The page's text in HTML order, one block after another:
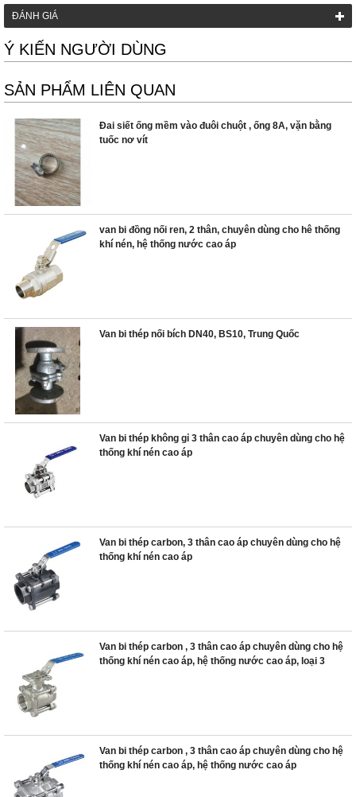
ĐÁNH GIÁ
Ý KIẾN NGƯỜI DÙNG
SẢN PHẨM LIÊN QUAN
Đai siết ống mềm vào đuôi chuột , ống 8A, vặn bằng
tuốc nơ vít
van bi đồng nối ren, 2 thân, chuyên dùng cho hê thống
khí nén, hệ thống nước cao áp
Van bi thép nối bích DN40, BS10, Trung Quốc
Van bi thép không gỉ 3 thân cao áp chuyên dùng cho hệ
thống khí nén cao áp
Van bi thép carbon, 3 thân cao áp chuyên dùng cho hệ
thống khí nén cao áp
Van bi thép carbon , 3 thân cao áp chuyên dùng cho hệ
thống khí nén cao áp, hệ thống nước cao áp, loại 3
Van bi thép carbon , 3 thân cao áp chuyên dùng cho hệ
thống khí nén cao áp, hệ thống nước cao áp